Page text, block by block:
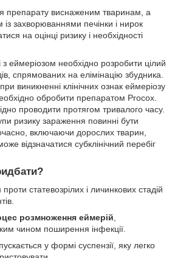
препарату виснаженим тваринам, а
із захворюваннями печінки і нирок
на оцінці ризику і необхідності
з еймеріозом необхідно розробити цілий
спрямованих на елімінацію збудника.
виникненні клінічних ознак еймеріозу
обробити препаратом Procox.
проводити протягом тривалого часу.
ризику зараження повинні бути
включаючи дорослих тварин,
відзначатися субклінічний перебіг
проти статевозрілих і личинкових стадій
розмноження еймерій,
чином поширення інфекції.
у формі суспензії, яку легко